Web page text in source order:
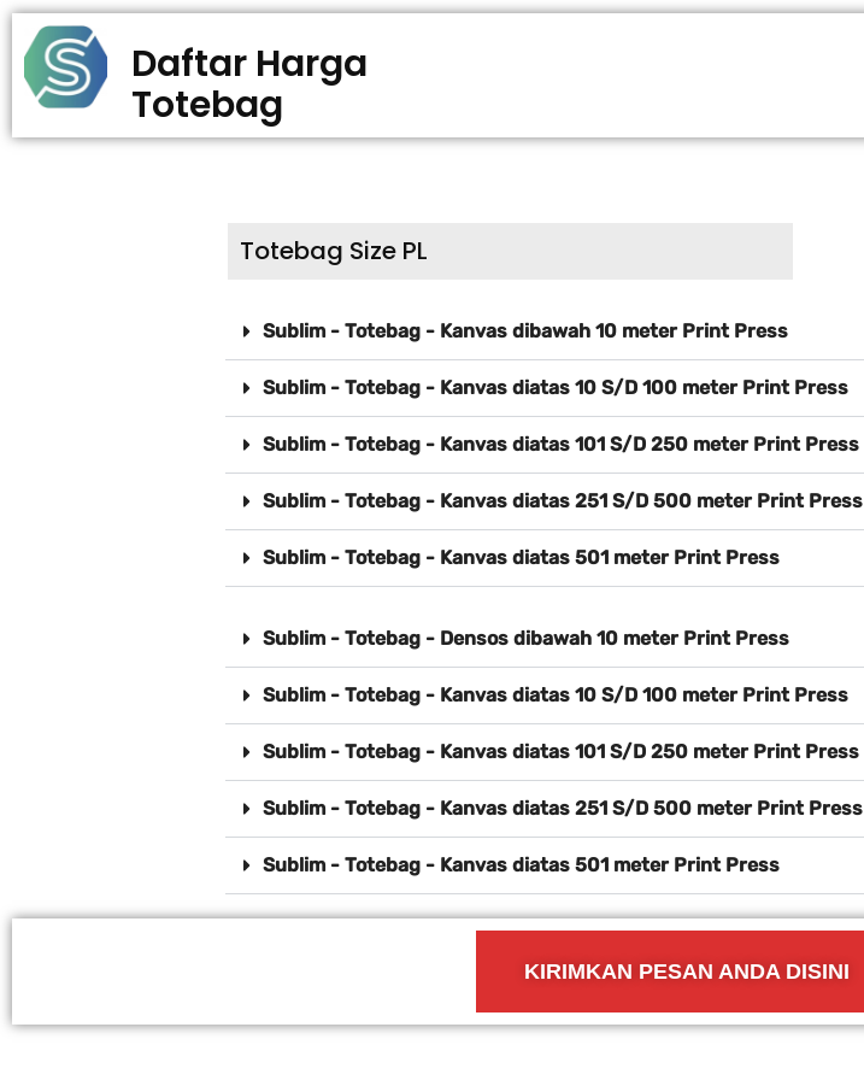
Daftar Harga
Totebag
Totebag Size PL
Sublim - Totebag - Kanvas dibawah 10 meter Print Press
Sublim - Totebag - Kanvas diatas 10 S/D 100 meter Print Press
Sublim - Totebag - Kanvas diatas 101 S/D 250 meter Print Press
Sublim - Totebag - Kanvas diatas 251 S/D 500 meter Print Press
Sublim - Totebag - Kanvas diatas 501 meter Print Press
Sublim - Totebag - Densos dibawah 10 meter Print Press
Sublim - Totebag - Kanvas diatas 10 S/D 100 meter Print Press
Sublim - Totebag - Kanvas diatas 101 S/D 250 meter Print Press
Sublim - Totebag - Kanvas diatas 251 S/D 500 meter Print Press
Sublim - Totebag - Kanvas diatas 501 meter Print Press
KIRIMKAN PESAN ANDA DISINI